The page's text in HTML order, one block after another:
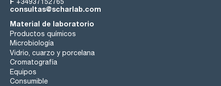
+34937152765
consultas@scharlab.com
Material de laboratorio
Productos químicos
Microbiología
Vidrio, cuarzo y porcelana
Cromatografía
Equipos
Consumible